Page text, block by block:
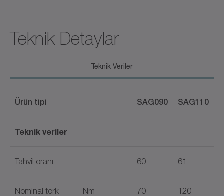
Teknik Detaylar
Teknik Veriler
Ürün tipi ​SAG090 SAG110
Teknik veriler
Tahvil oranı 60 61
Nominal tork Nm 70 120